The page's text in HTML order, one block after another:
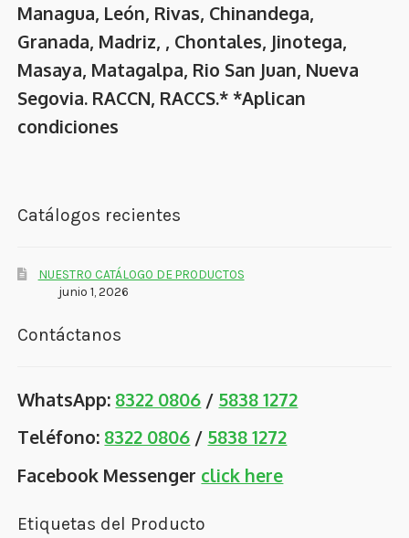
Managua, León, Rivas, Chinandega,
Granada, Madriz, , Chontales, Jinotega,
Masaya, Matagalpa, Rio San Juan, Nueva
Segovia. RACCN, RACCS.* *Aplican
condiciones
Catálogos recientes
NUESTRO CATÁLOGO DE PRODUCTOS
junio 1, 2026
Contáctanos
WhatsApp: 8322 0806 / 5838 1272
Teléfono: 8322 0806 / 5838 1272
Facebook Messenger click here
Etiquetas del Producto